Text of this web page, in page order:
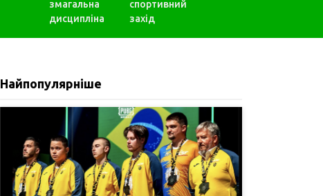
змагальна
дисципліна
спортивний
захід
Найпопулярніше